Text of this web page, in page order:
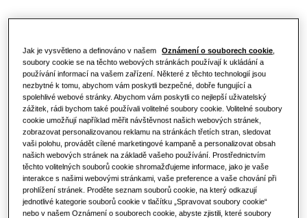
Řešení tepelných čerpadel
ŘEŠENÍ PRO KOMERČNÍ BUDOVY.
Klimatizační řešení
Ovladače
Výhody tepelného čerpadla
Co je to klimatizace a jak funguje?
KOMERČNÍ ŘEŠENÍ
Hotely
Maloobchod
O společnosti Samsung
Jak je vysvětleno a definováno v našem Oznámení o souborech cookie
soubory cookie se na těchto webových stránkách používají k ukládání a
používání informací na vašem zařízení. Některé z těchto technologií jsou
nezbytné k tomu, abychom vám poskytli bezpečné, dobře fungující a
spolehlivé webové stránky. Abychom vám poskytli co nejlepší uživatelský
zážitek, rádi bychom také používali volitelné soubory cookie. Volitelné soubory
cookie umožňují například měřit návštěvnost našich webových stránek,
zobrazovat personalizovanou reklamu na stránkách třetích stran, sledovat
vaši polohu, provádět cílené marketingové kampaně a personalizovat obsah
našich webových stránek na základě vašeho používání. Prostřednictvím
těchto volitelných souborů cookie shromažďujeme informace, jako je vaše
interakce s našimi webovými stránkami, vaše preference a vaše chování při
prohlížení stránek. Proděte seznam souborů cookie, na který odkazují
jednotlivé kategorie souborů cookie v tlačítku „Spravovat soubory cookie“
nebo v našem Oznámení o souborech cookie, abyste zjistili, které soubory